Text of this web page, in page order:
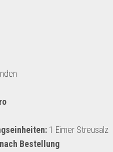
1 Eimer Streusalz
Bestellung